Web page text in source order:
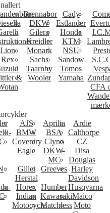
Brennabor Cady
DKW Estlander
Gilera Honda
Kreidler KTM
Lion
Monark NSU
Rex Sachs Sandow
Taarnby Tomos
&
Wooler Yamaha
CFA
AJS Aprilia
Ardie
BMW BSA
Calthorpe
Coventry
Eagle
Clyno
CZ
DKW-
MC
Disa
Douglas
Gillet
Herstal
Greeves Harley
Davidson
Horex HumberHusqvarna
Indian
Motocycle
KawasakiMaico
MatchlessMoto